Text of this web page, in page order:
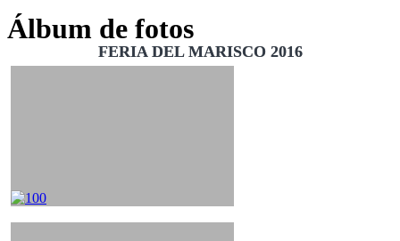
Álbum de fotos
FERIA DEL MARISCO 2016